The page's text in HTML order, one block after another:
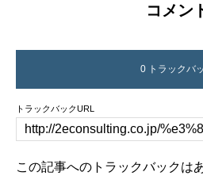
コメン
0 トラックバ
トラックバックURL
この記事へのトラックバックは